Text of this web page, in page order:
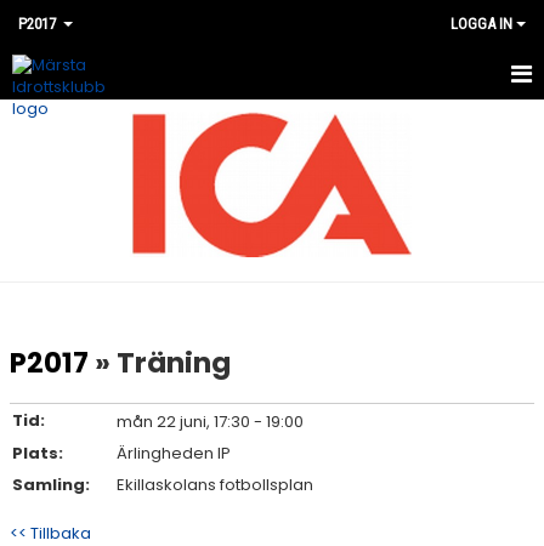
P2017 LOGGA IN
HEM
P2017 » Träning
Tid:
mån 22 juni, 17:30 - 19:00
Plats:
Ärlingheden IP
Samling:
Ekillaskolans fotbollsplan
<< Tillbaka